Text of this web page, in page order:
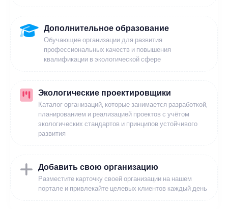
Дополнительное образование
Обучающие организации для развития
профессиональных качеств и повышения
квалификации в экологической сфере
Экологические проектировщики
Каталог организаций, которые занимается разработкой,
планированием и реализацией проектов с учётом
экологических стандартов и принципов устойчивого
развития
Добавить свою организацию
Разместите карточку своей организации на нашем
портале и привлекайте целевых клиентов каждый день